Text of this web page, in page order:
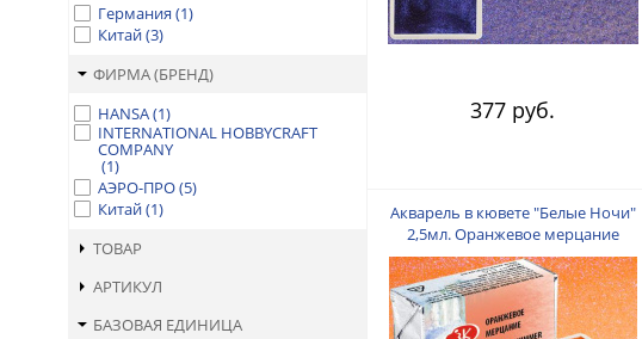
Германия (1)
Китай(3)
ФИРМА (БРЕНД)
HANSA(1)
INTERNATIONAL HOBBYCRAFT
COMPANY
(1)
АЭРО-ПРО(5)
Китай(1)
ТОВАР
АРТИКУЛ
БАЗОВАЯ ЕДИНИЦА
377 руб.
Акварель в кювете "Белые Ночи"
2,5мл. Оранжевое мерцание